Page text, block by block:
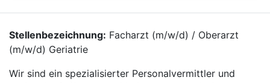
Stellenbezeichnung: Facharzt (m/w/d) / Oberarzt
(m/w/d) Geriatrie
Wir sind ein spezialisierter Personalvermittler und